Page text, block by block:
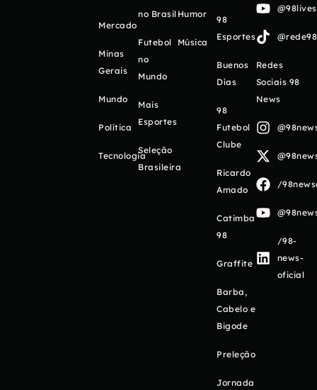
Mercado
Minas
Gerais
Mundo
Política
Tecnologia
no Brasil
Futebol
no
Mundo
Mais
Esportes
Seleção
Brasileira
Humor
Música
98
Esportes
Buenos
Días
98
Futebol
Clube
Ricardo
Amado
Catimba
98
Graffite
Barba,
Cabelo e
Bigode
Preleção
Jornada
Redes
Sociais 98
News
/
/98-
news-
oficial